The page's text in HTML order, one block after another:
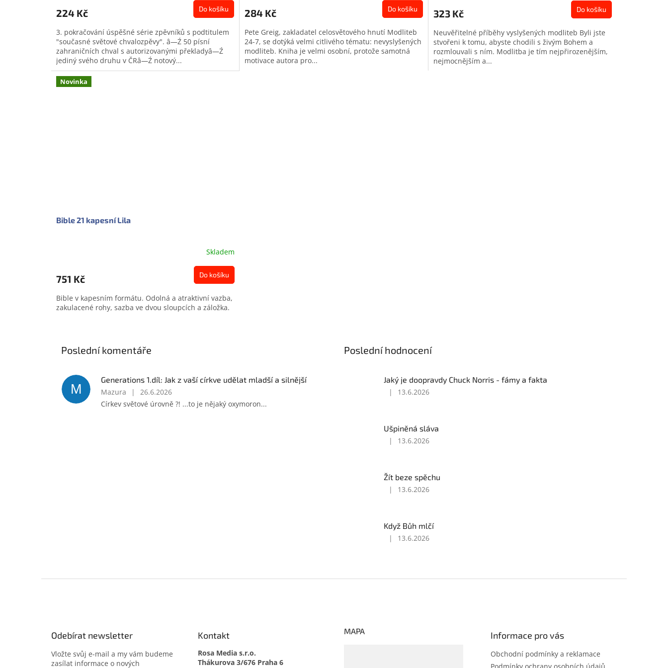
je
z
5
hvězdiček.
224 Kč Do košíku
3. pokračování úspěšné série zpěvníků s podtitulem
"současné světové chvalozpěvy". â—Ź 50 písní
zahraničních chval s autorizovanými překladyâ—Ź
jediný svého druhu v ČRâ—Ź notový...
je
z
5
hvězdiček.
284 Kč Do košíku
Pete Greig, zakladatel celosvětového hnutí Modliteb
24-7, se dotýká velmi citlivého tématu: nevyslyšených
modliteb. Kniha je velmi osobní, protože samotná
motivace autora pro...
je
z
5
hvězdiček.
323 Kč Do košíku
Neuvěřitelné příběhy vyslyšených modliteb Byli jste
stvořeni k tomu, abyste chodili s živým Bohem a
rozmlouvali s ním. Modlitba je tím nejpřirozenějším,
nejmocnějším a...
Novinka
Bible 21 kapesní Lila
Skladem
751 Kč Do košíku
Bible v kapesním formátu. Odolná a atraktivní vazba,
zakulacené rohy, sazba ve dvou sloupcích a záložka.
Poslední komentáře
M
Generations 1.díl: Jak z vaší církve udělat mladší a silnější
Mazura
|
26.6.2026
Církev světové úrovně ?! ...to je nějaký oxymoron...
Poslední hodnocení
Jaký je doopravdy Chuck Norris - fámy a fakta
Hodnocení
5
z
| 13.6.2026
Ušpiněná sláva
Hodnocení
5
z
| 13.6.2026
Žít beze spěchu
Hodnocení
5
z
| 13.6.2026
Když Bůh mlčí
Hodnocení
z
| 13.6.2026
Odebírat newsletter
Vložte svůj e-mail a my vám budeme
zasílat informace o nových
Kontakt
Rosa Media s.r.o.
MAPA Informace pro vás
Obchodní podmínky a reklamace